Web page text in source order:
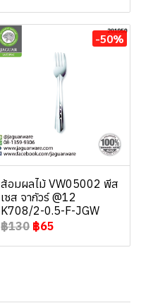
-50%
ส้อมผลไม้ VW05002 พีส
เซส จากัวร์ @12
K708/2-0.5-F-JGW
฿130 ฿65